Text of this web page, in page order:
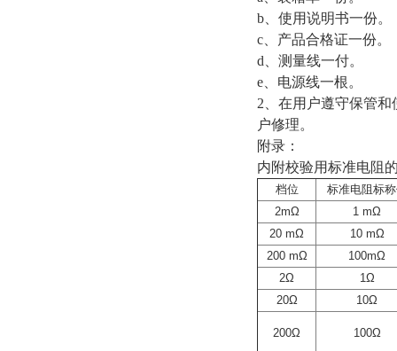
b 、使用说明书一份。
c 、产品合格证一份。
d 、测量线一付。
e 、电源线一根。
2 、在用户遵守保管
户修理。
附录：
内附校验用标准电阻
档位
标准电阻标
2mΩ
1 mΩ
20 mΩ
10 mΩ
200 mΩ
100mΩ
2Ω
1Ω
20Ω
10Ω
200Ω 100Ω